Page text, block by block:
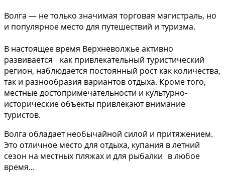
Волга — не только значимая торговая магистраль, но
и популярное место для путешествий и туризма.
В настоящее время Верхневолжье активно
развивается как привлекательный туристический
регион, наблюдается постоянный рост как количества,
так и разнообразия вариантов отдыха. Кроме того,
местные достопримечательности и культурно-
исторические объекты привлекают внимание
туристов.
Волга обладает необычайной силой и притяжением.
Это отличное место для отдыха, купания в летний
сезон на местных пляжах и для рыбалки в любое
время...